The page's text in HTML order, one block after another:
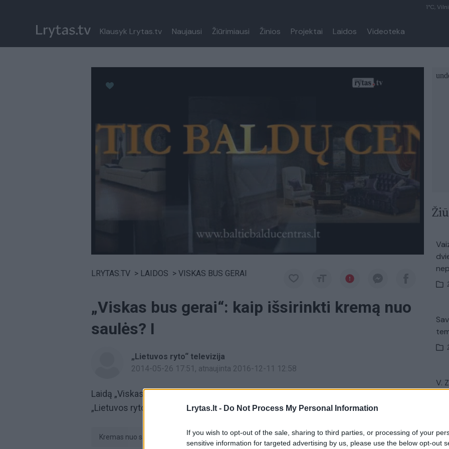
Lrytas.lt - Do Not Process My Personal Information
If you wish to opt-out of the sale, sharing to third parties, or processing of your
sensitive information for targeted advertising by us, please use the below opt-out
1°C,
Klausyk Lrytas.tv Naujausi Žiūrimiausi Žinios Projektai Laidos Videoteka
LRYTAS.TV > LAIDOS > VISKAS BUS GERAI
„Viskas bus gerai“: kaip išsirinkti kremą nuo
saulės? I
„Lietuvos ryto“ televizija
2014-05-26 17:51 , atnaujinta 2016-12-11 12:58
Laidą „Viskas bus gerai“ žiūrėkite pirmadieniais ir antradieniais 18:50 val. per
„Lietuvos ryto“ televiziją.
kremas nuo saulės Šokiai desertas pokalbis grožis
V.